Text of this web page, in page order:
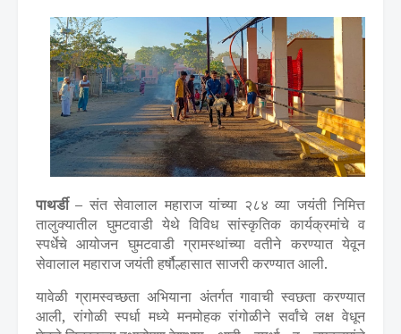
पाथर्डी – संत सेवालाल महाराज यांच्या २८४ व्या जयंती निमित्त
तालुक्यातील घुमटवाडी येथे विविध सांस्कृतिक कार्यक्रमांचे व
स्पर्धेचे आयोजन घुमटवाडी ग्रामस्थांच्या वतीने करण्यात येवून
सेवालाल महाराज जयंती हर्षौल्हासात साजरी करण्यात आली.
यावेळी ग्रामस्वच्छता अभियाना अंतर्गत गावाची स्वछता करण्यात
आली, रांगोळी स्पर्धा मध्ये मनमोहक रांगोळीने सर्वांचे लक्ष वेधून